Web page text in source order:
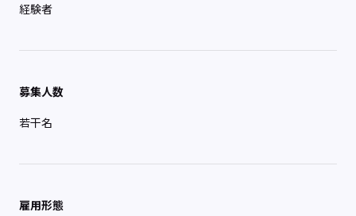
経験者
募集人数
若干名
雇用形態